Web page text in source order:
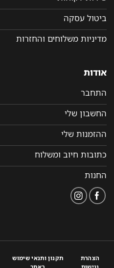
ביטול עסקה
מדיניות משלוחים והחזרות
אודות
התחבר
החשבון שלי
ההזמנות שלי
כתובות חיוב ומשלוח
החנות
הצהרת
נגישות
תקנון ותנאי שימוש
באתר